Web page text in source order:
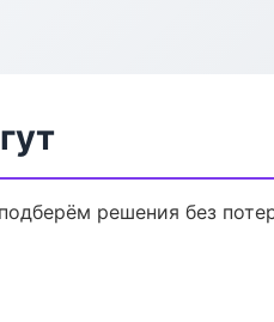
решения без